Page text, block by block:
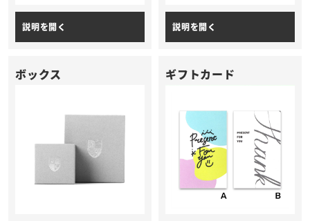
ボックス ギフトカード